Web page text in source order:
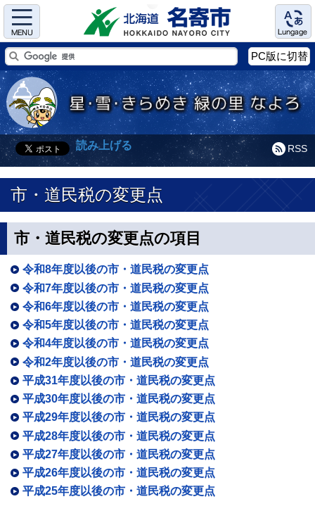
Menu Language
PC版に切替
RSS
読み上げる
市・道民税の変更点
市・道民税の変更点の項目
令和8年度以後の市・道民税の変更点
令和7年度以後の市・道民税の変更点
令和6年度以後の市・道民税の変更点
令和5年度以後の市・道民税の変更点
令和4年度以後の市・道民税の変更点
令和2年度以後の市・道民税の変更点
平成31年度以後の市・道民税の変更点
平成30年度以後の市・道民税の変更点
平成29年度以後の市・道民税の変更点
平成28年度以後の市・道民税の変更点
平成27年度以後の市・道民税の変更点
平成26年度以後の市・道民税の変更点
平成25年度以後の市・道民税の変更点